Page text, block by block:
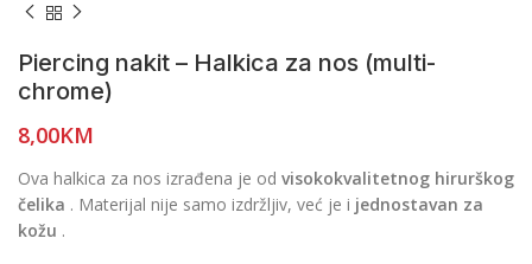
Piercing nakit – Halkica za nos (multi-
chrome)
8,00KM
Ova halkica za nos izrađena je od visokokvalitetnog hirurškog
čelika . Materijal nije samo izdržljiv, već je i jednostavan za
kožu .